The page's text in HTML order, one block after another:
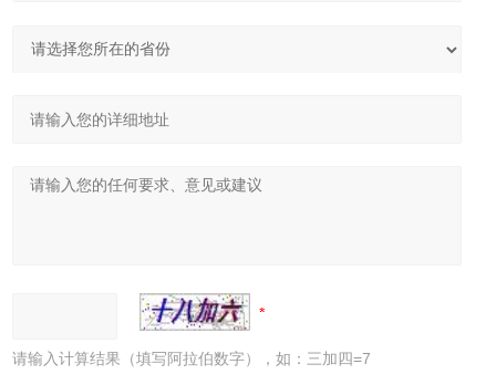
请输入计算结果（填写阿拉伯数字），如：三加四=7